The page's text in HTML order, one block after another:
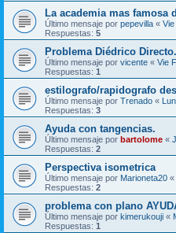
La academia mas famosa
Último mensaje por pepevilla «
Respuestas: 5
Problema Diédrico
Último mensaje por vicente « Vie
Respuestas: 1
estilografo/rapidografo
Último mensaje por Trenado «
Respuestas: 3
Ayuda con tangencias.
Último mensaje por bartolome «
Respuestas: 2
Perspectiva isometrica
Último mensaje por Marioneta20 «
Respuestas: 2
problema con plano
Último mensaje por kimerukouji «
Respuestas: 1